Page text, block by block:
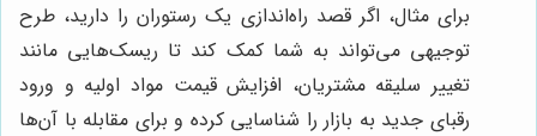
برای مثال، اگر قصد راه‌اندازی یک رستوران را دارید، طرح
توجیهی می‌تواند به شما کمک کند تا ریسک‌هایی مانند
تغییر سلیقه مشتریان، افزایش قیمت مواد اولیه و ورود
رقبای جدید به بازار را شناسایی کرده و برای مقابله با آن‌ها